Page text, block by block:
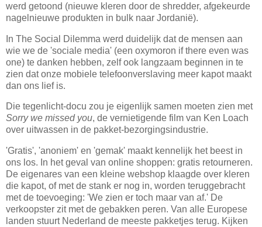
werd getoond (nieuwe kleren door de shredder, afgekeurde
nagelnieuwe produkten in bulk naar Jordanië).
In The Social Dilemma werd duidelijk dat de mensen aan
wie we de 'sociale media' (een oxymoron if there even was
one) te danken hebben, zelf ook langzaam beginnen in te
zien dat onze mobiele telefoonverslaving meer kapot maakt
dan ons lief is.
Die tegenlicht-docu zou je eigenlijk samen moeten zien met
Sorry we missed you, de vernietigende film van Ken Loach
over uitwassen in de pakket-bezorgingsindustrie.
'Gratis', 'anoniem' en 'gemak' maakt kennelijk het beest in
ons los. In het geval van online shoppen: gratis retourneren.
De eigenares van een kleine webshop klaagde over kleren
die kapot, of met de stank er nog in, worden teruggebracht
met de toevoeging: 'We zien er toch maar van af.' De
verkoopster zit met de gebakken peren. Van alle Europese
landen stuurt Nederland de meeste pakketjes terug. Kijken